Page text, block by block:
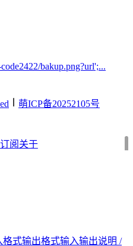
bakup.png?url';...
萌ICP备20252105号
订阅 关于
格式输出格式输入输出说明 /